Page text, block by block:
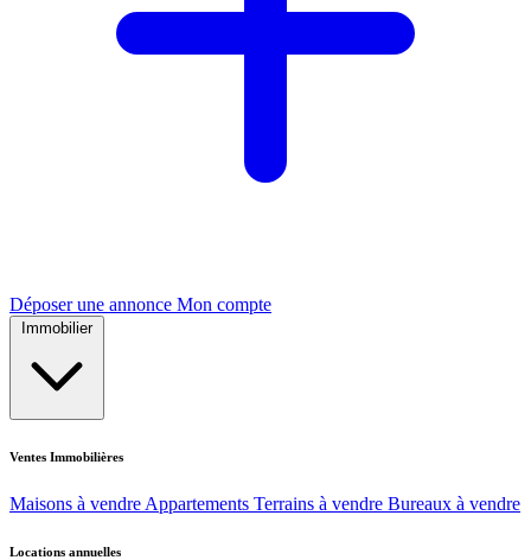
Déposer une annonce Mon compte
Immobilier
Ventes Immobilières
Maisons à vendre Appartements Terrains à vendre Bureaux à vendre
Locations annuelles